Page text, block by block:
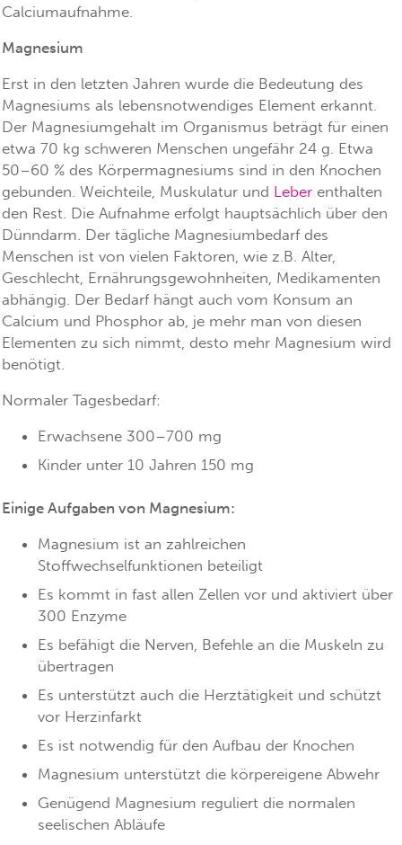
Calciumaufnahme.
Magnesium
Erst in den letzten Jahren wurde die Bedeutung des
Magnesiums als lebensnotwendiges Element erkannt.
Der Magnesiumgehalt im Organismus beträgt für einen
etwa 70 kg schweren Menschen ungefähr 24 g. Etwa
50–60 % des Körpermagnesiums sind in den Knochen
gebunden. Weichteile, Muskulatur und Leberenthalten
den Rest. Die Aufnahme erfolgt hauptsächlich über den
Dünndarm. Der tägliche Magnesiumbedarf des
Menschen ist von vielen Faktoren, wie z.B. Alter,
Geschlecht, Ernährungsgewohnheiten, Medikamenten
abhängig. Der Bedarf hängt auch vom Konsum an
Calcium und Phosphor ab, je mehr man von diesen
Elementen zu sich nimmt, desto mehr Magnesium wird
benötigt.
Normaler Tagesbedarf:
Erwachsene 300–700 mg
Kinder unter 10 Jahren 150 mg
Einige Aufgaben von Magnesium:
Magnesium ist an zahlreichen
Stoffwechselfunktionen beteiligt
Es kommt in fast allen Zellen vor und aktiviert über
300 Enzyme
Es befähigt die Nerven, Befehle an die Muskeln zu
übertragen
Es unterstützt auch die Herztätigkeit und schützt
vor Herzinfarkt
Es ist notwendig für den Aufbau der Knochen
Magnesium unterstützt die körpereigene Abwehr
Genügend Magnesium reguliert die normalen
seelischen Abläufe